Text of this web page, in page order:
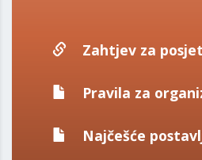
Zahtjev za
Pravila za
Najčešće